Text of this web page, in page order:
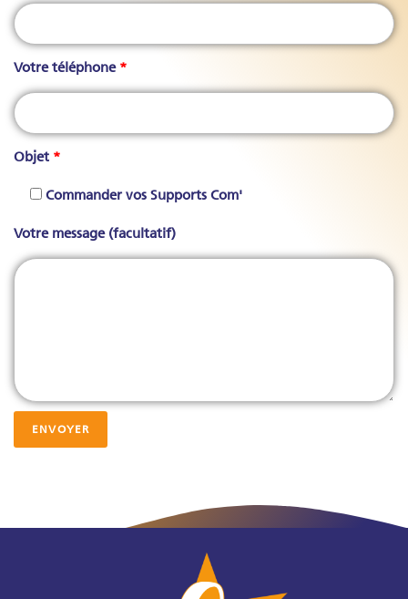
Votre téléphone *
Objet *
Commander vos Supports Com'
Votre message (facultatif)